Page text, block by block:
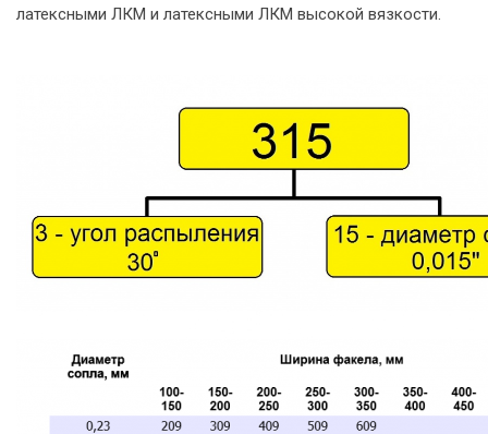
латексными ЛКМ и латексными ЛКМ высокой вязкости.